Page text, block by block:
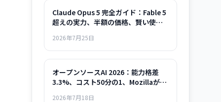
Claude Opus 5 完全ガイド：Fable 5
超えの実力、半額の価格、賢い使い
2026年7月25日
オープンソースAI 2026：能力格差
3.3%、コスト50分の1、Mozillaが示
2026年7月18日